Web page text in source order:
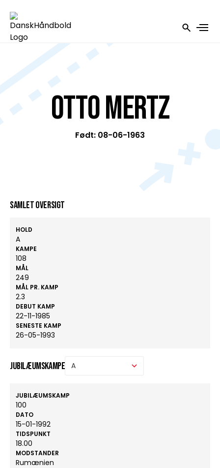
Otto Mertz
Født: 08-06-1963
Samlet oversigt
HOLD
A
KAMPE
108
MÅL
249
MÅL PR. KAMP
2.3
DEBUT KAMP
22-11-1985
SENESTE KAMP
26-05-1993
Jubilæumskampe
JUBILÆUMSKAMP
100
DATO
15-01-1992
TIDSPUNKT
18.00
MODSTANDER
Rumænien